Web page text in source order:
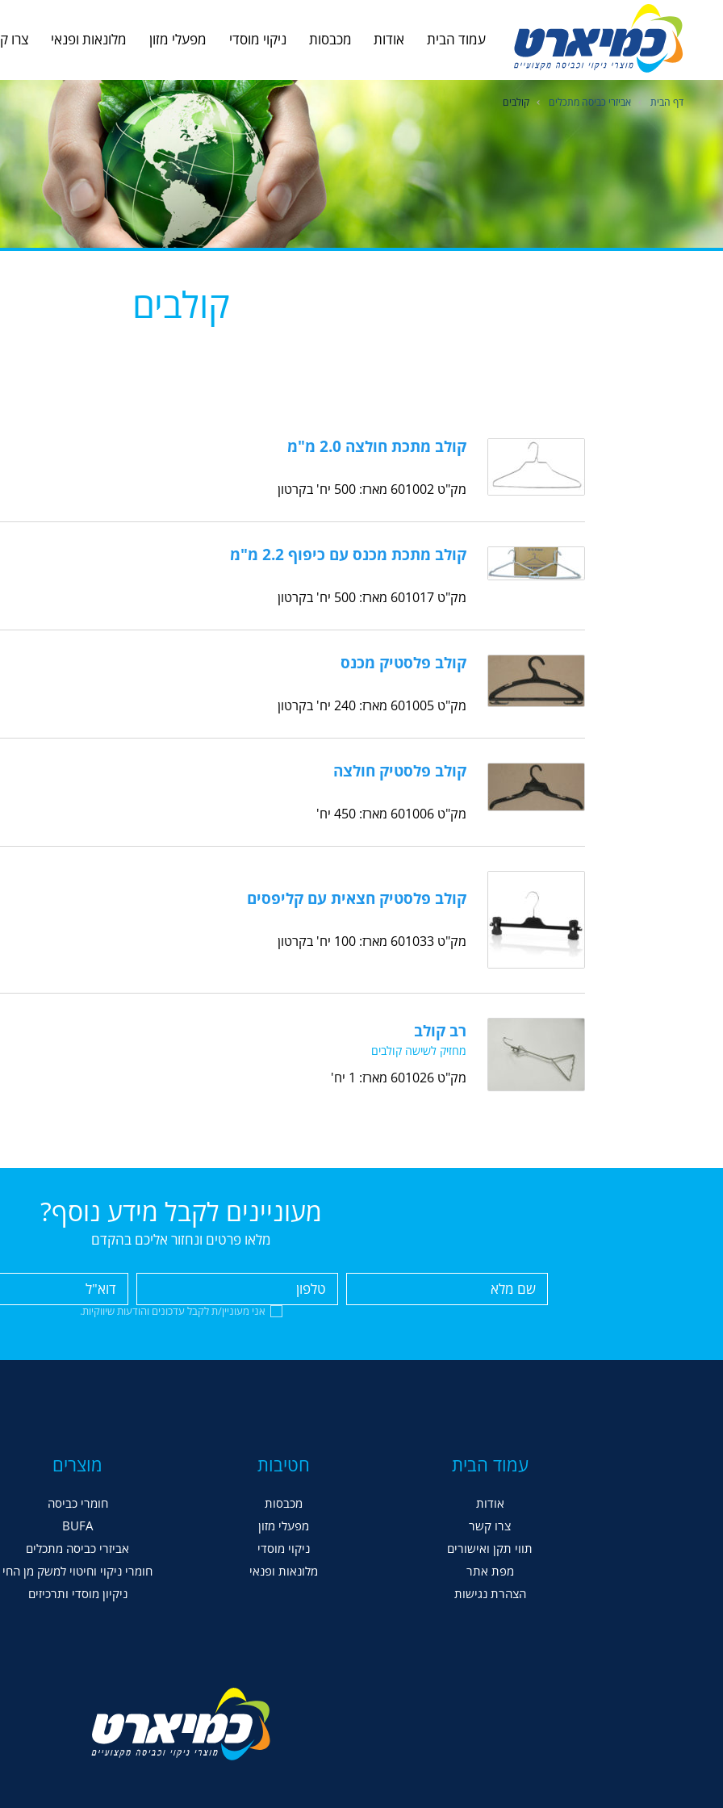
פתח תפריט נגישות עמוד הבית אודות מכבסות ניקוי מוסדי מפעלי מזון מלונאות ופנאי צרו
דף הבית אביזרי כביסה מתכלים קולבים
קולבים
קולב מתכת חולצה 2.0 מ"מ
מק"ט 601002 מארז: 500 יח' בקרטון
קולב מתכת מכנס עם כיפוף 2.2 מ"מ
מק"ט 601017 מארז: 500 יח' בקרטון
קולב פלסטיק מכנס
מק"ט 601005 מארז: 240 יח' בקרטון
קולב פלסטיק חולצה
מק"ט 601006 מארז: 450 יח'
קולב פלסטיק חצאית עם קליפסים
מק"ט 601033 מארז: 100 יח' בקרטון
רב קולב
מחזיק לשישה קולבים
מק"ט 601026 מארז: 1 יח'
מעוניינים לקבל מידע נוסף?
מלאו פרטים ונחזור אליכם בהקדם
אני מעוניין/ת לקבל עדכונים והודעות שיווקיות.
עמוד הבית
אודות
צרו קשר
תווי תקן ואישורים
מפת אתר
הצהרת נגישות
חטיבות
מכבסות
מפעלי מזון
ניקוי מוסדי
מלונאות ופנאי
מוצרים
חומרי כביסה
BUFA
אביזרי כביסה מתכלים
חומרי ניקוי וחיטוי למשק מן החי
ניקיון מוסדי ותרכיזים